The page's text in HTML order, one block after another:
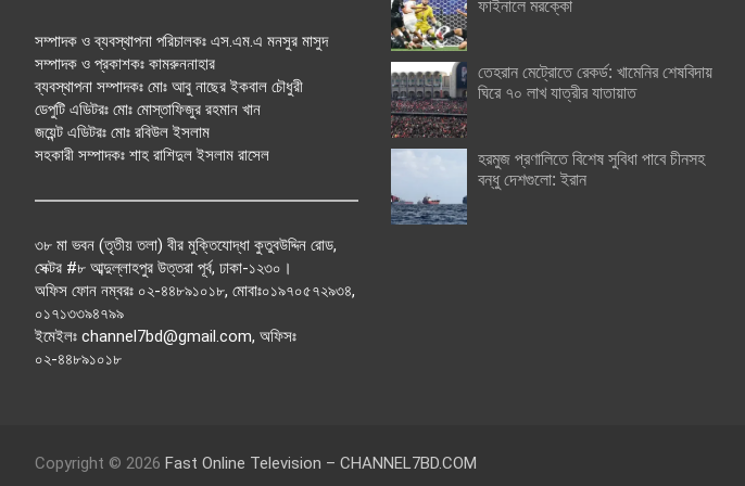
সম্পাদক ও ব্যবস্থাপনা পরিচালকঃ এস.এম.এ মনসুর মাসুদ
সম্পাদক ও প্রকাশকঃ কামরুননাহার
ব্যবস্থাপনা সম্পাদকঃ মোঃ আবু নাছের ইকবাল চৌধুরী
ডেপুটি এডিটরঃ মোঃ মোস্তাফিজুর রহমান খান
জয়েন্ট এডিটরঃ মোঃ রবিউল ইসলাম
সহকারী সম্পাদকঃ শাহ রাশিদুল ইসলাম রাসেল
৩৮ মা ভবন (তৃতীয় তলা) বীর মুক্তিযোদ্ধা কুতুবউদ্দিন রোড,
সেক্টর #৮ আব্দুল্লাহপুর উত্তরা পূর্ব, ঢাকা-১২৩০।
অফিস ফোন নম্বরঃ ০২-৪৪৮৯১০১৮, মোবাঃ০১৯৭০৫৭২৯৩৪,
০১৭১৩৩৯৪৭৯৯
ইমেইলঃ channel7bd@gmail.com, অফিসঃ
০২-৪৪৮৯১০১৮
ফাইনালে মরক্কো
তেহরান মেট্রোতে রেকর্ড: খামেনির শেষবিদায়
ঘিরে ৭০ লাখ যাত্রীর যাতায়াত
হরমুজ প্রণালিতে বিশেষ সুবিধা পাবে চীনসহ
বন্ধু দেশগুলো: ইরান
Copyright © 2026 Fast Online Television – CHANNEL7BD.COM